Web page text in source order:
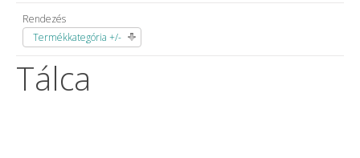
Rendezés
Termékkategória +/-
Tálca